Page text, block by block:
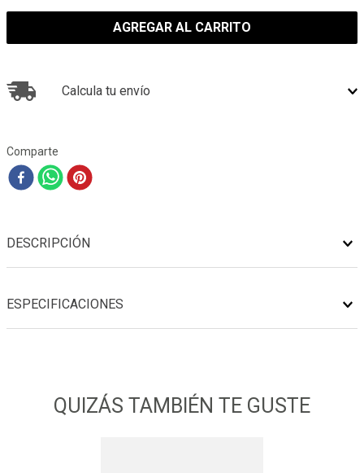
AGREGAR AL CARRITO
Calcula tu envío
Comparte
DESCRIPCIÓN
ESPECIFICACIONES
QUIZÁS TAMBIÉN TE GUSTE